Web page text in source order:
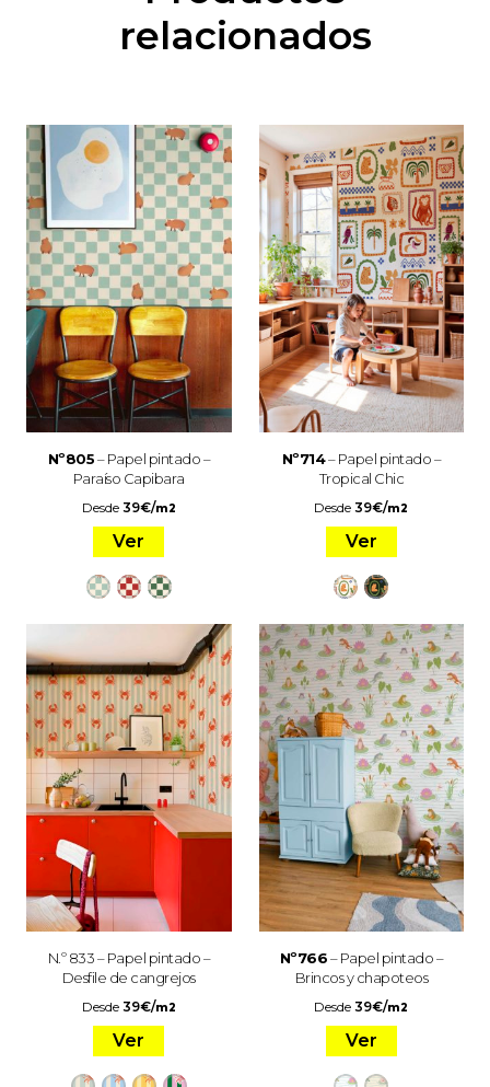
relacionados
Nº805– Papel pintado –
Paraíso Capibara
Desde 39€/m2
Ver
Nº714– Papel pintado –
Tropical Chic
Desde39€/m2
Ver
N.º 833 – Papel pintado –
Desfile de cangrejos
Desde 39€/m2
Ver
Nº766– Papel pintado –
Brincos y chapoteos
Desde39€/m2
Ver